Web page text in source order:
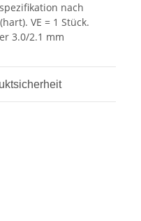
nach
VE = 1 Stück.
3.0/2.1 mm